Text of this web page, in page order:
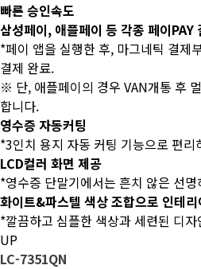
빠른 승인속도
삼성페이, 애플페이 등 각종 페이PAY
*페이 앱을 실행한 후, 마그네틱 결제
결제 완료.
※ 단, 애플페이의 경우 VAN개통 후
합니다.
영수증 자동커팅
*3인치 용지 자동 커팅 기능으로 편리
LCD컬러 화면 제공
*영수증 단말기에서는 흔치 않은 선
화이트&파스텔 색상 조합으로 인테리
*깔끔하고 심플한 색상과 세련된 디
UP
LC-7351QN